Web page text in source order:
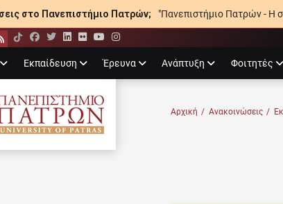
στο Πανεπιστήμιο Πατρών; "Πανεπιστήμιο Πατρών - Η
Facebook
Twitter
LinkedIn
Flickr
YouTube
Instagram
Εκπαίδευση Έρευνα Ανάπτυξη Φοιτητές
Αρχική / Ανακοινώσεις /